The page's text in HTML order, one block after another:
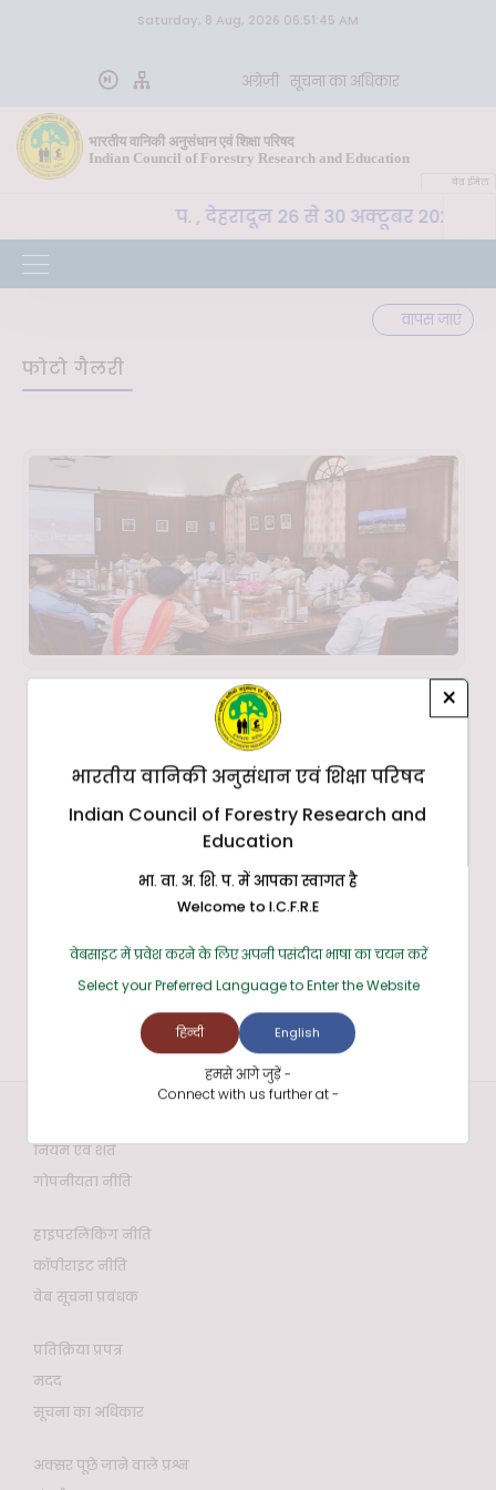
Saturday, 8 Aug, 2026 06:51:45 AM
अंग्रेज़ी सूचना का अधिकार
भारतीय वानिकी अनुसंधान एवं शिक्षा परिषद
Indian Council of Forestry Research and Education
वेब ईमेल
SLM, भा. वा. अ. शि. प. , देहरादून 26 से 30 अक्टूबर 2026
वापस जाएं
फोटो गैलरी
नियम एवं शर्तें
गोपनीयता नीति
हाइपरलिंकिंग नीति
कॉपीराइट नीति
वेब सूचना प्रबंधक
प्रतिक्रिया प्रपत्र
मदद
सूचना का अधिकार
अक्सर पूछे जाने वाले प्रश्न
×
भारतीय वानिकी अनुसंधान एवं शिक्षा परिषद
Indian Council of Forestry Research and
Education
भा. वा. अ. शि. प. में आपका स्वागत है
Welcome to I.C.F.R.E
वेबसाइट में प्रवेश करने के लिए अपनी पसंदीदा भाषा का चयन करें
Select your Preferred Language to Enter the Website
हिन्दी English
हमसे आगे जुड़ें -
Connect with us further at -